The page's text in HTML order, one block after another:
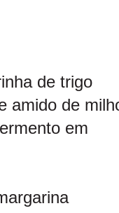
de trigo
amido de
em